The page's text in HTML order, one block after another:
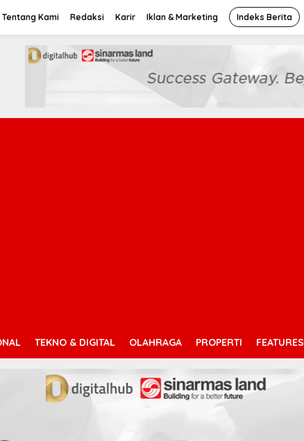
Tentang Kami Redaksi Karir Iklan & Marketing Indeks Berita
TEKNO & DIGITAL OLAHRAGA PROPERTI FEATURES